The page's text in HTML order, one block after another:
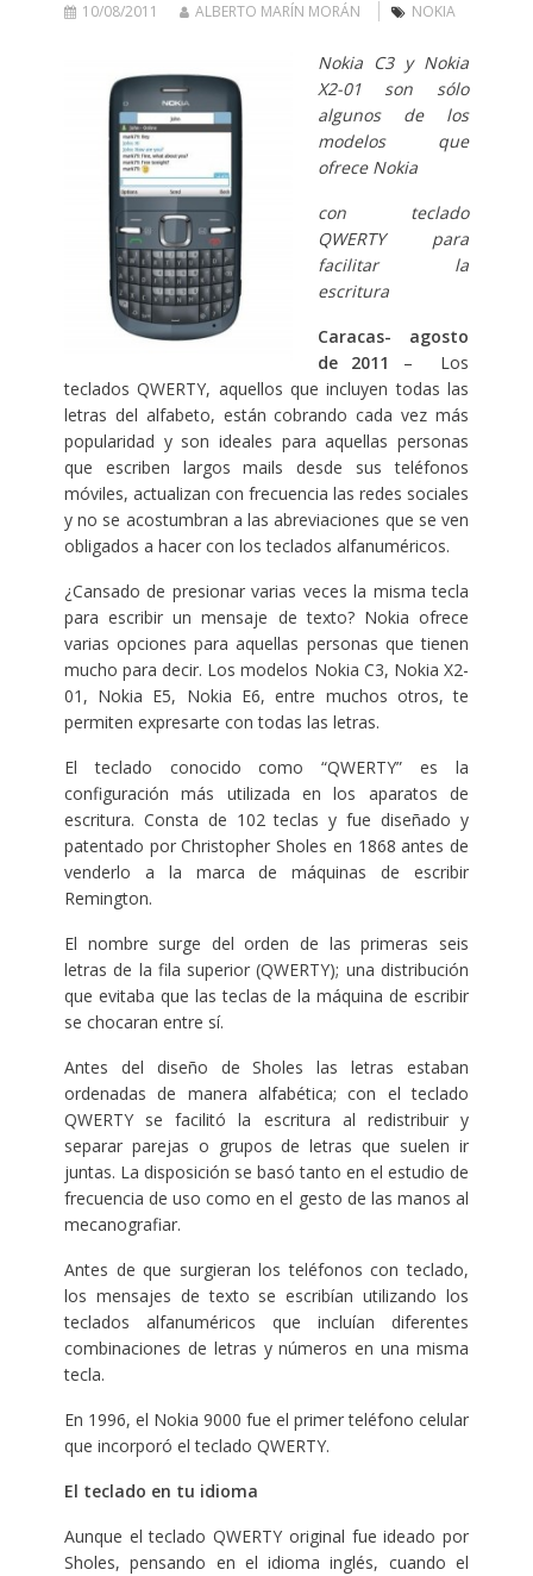
10/08/2011 ALBERTO MARÍN MORÁN NOKIA
Nokia C3 y Nokia
X2-01 son sólo
algunos de los
modelos que
ofrece Nokia
con teclado
QWERTY para
facilitar la
escritura
Caracas- agosto
de 2011
– Los
teclados QWERTY, aquellos que incluyen todas las
letras del alfabeto, están cobrando cada vez más
popularidad y son ideales para aquellas personas
que escriben largos mails desde sus teléfonos
móviles, actualizan con frecuencia las redes sociales
y no se acostumbran a las abreviaciones que se ven
obligados a hacer con los teclados alfanuméricos.
¿Cansado de presionar varias veces la misma tecla
para escribir un mensaje de texto? Nokia ofrece
varias opciones para aquellas personas que tienen
mucho para decir. Los modelos Nokia C3, Nokia X2-
01, Nokia E5, Nokia E6, entre muchos otros, te
permiten expresarte con todas las letras.
El teclado conocido como “QWERTY” es la
configuración más utilizada en los aparatos de
escritura. Consta de 102 teclas y fue diseñado y
patentado por Christopher Sholes en 1868 antes de
venderlo a la marca de máquinas de escribir
Remington.
El nombre surge del orden de las primeras seis
letras de la fila superior (QWERTY); una distribución
que evitaba que las teclas de la máquina de escribir
se chocaran entre sí.
Antes del diseño de Sholes las letras estaban
ordenadas de manera alfabética; con el teclado
QWERTY se facilitó la escritura al redistribuir y
separar parejas o grupos de letras que suelen ir
juntas. La disposición se basó tanto en el estudio de
frecuencia de uso como en el gesto de las manos al
mecanografiar.
Antes de que surgieran los teléfonos con teclado,
los mensajes de texto se escribían utilizando los
teclados alfanuméricos que incluían diferentes
combinaciones de letras y números en una misma
tecla.
En 1996, el Nokia 9000 fue el primer teléfono celular
que incorporó el teclado QWERTY.
El teclado en tu idioma
Aunque el teclado QWERTY original fue ideado por
Sholes, pensando en el idioma inglés, cuando el